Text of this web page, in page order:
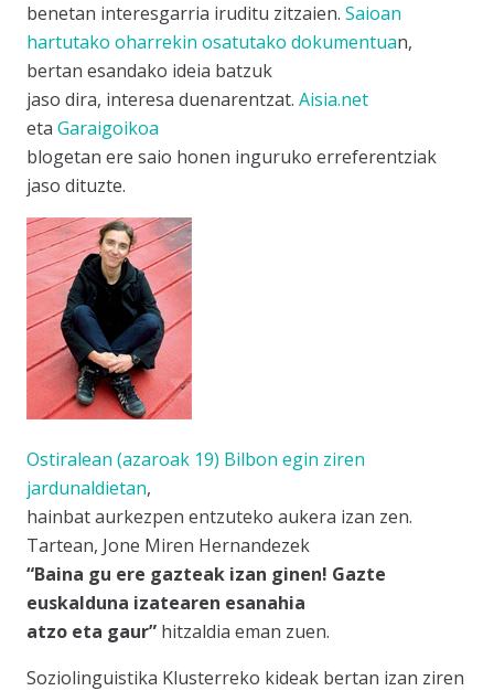
benetan interesgarria iruditu zitzaien. Saioan
hartutako oharrekin osatutako dokumentuan,
bertan esandako ideia batzuk
jaso dira, interesa duenarentzat. Aisia.net
eta Garaigoikoa
blogetan ere saio honen inguruko erreferentziak
jaso dituzte.
Ostiralean (azaroak 19) Bilbon egin ziren
jardunaldietan,
hainbat aurkezpen entzuteko aukera izan zen.
Tartean, Jone Miren Hernandezek
“Baina gu ere gazteak izan ginen! Gazte
euskalduna izatearen esanahia
atzo eta gaur” hitzaldia eman zuen.
Soziolinguistika Klusterreko kideak bertan izan ziren